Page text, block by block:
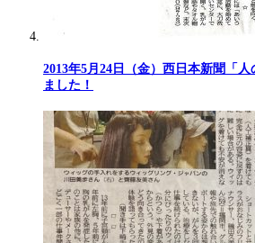
2013年5月24日（金）西日本新聞「
ました！